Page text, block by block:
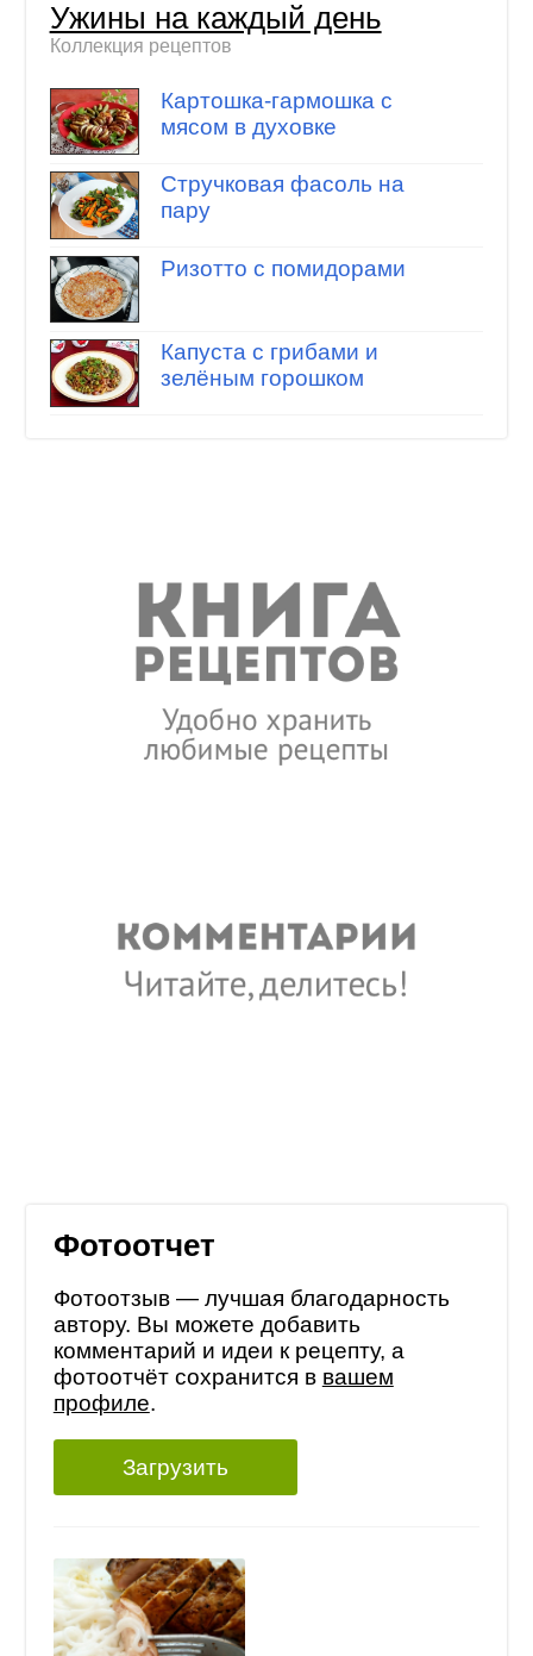
Ужины на каждый день
Коллекция рецептов
Картошка-гармошка с
мясом в духовке
Стручковая фасоль на
пару
Ризотто с помидорами
Капуста с грибами и
зелёным горошком
Фотоотчет
Фотоотзыв — лучшая благодарность
автору. Вы можете добавить
комментарий и идеи к рецепту, а
фотоотчёт сохранится в вашем
профиле.
Загрузить